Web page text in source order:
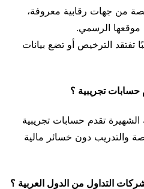
من جهات رقابية معروفة،
الرسمي.
تفتقد الترخيص أو تضع بيانات
تجريبية ؟
تقدم حسابات تجريبية
والتدريب دون خسائر مالية
التداول من الدول العربية ؟